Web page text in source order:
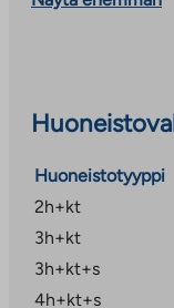
Kaikissa
Huomaathan,
8krs, B-rapun
asuinkerrokset
1-7 krs eli D-
Esittelyssä
kerroksen
Ilmoittautuminen
Huoneistotyyppi
2h+kt
3h+kt
3h+kt+s
4h+kt+s